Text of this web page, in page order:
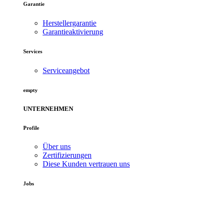
Garantie
Herstellergarantie
Garantieaktivierung
Services
Serviceangebot
empty
UNTERNEHMEN
Profile
Über uns
Zertifizierungen
Diese Kunden vertrauen uns
Jobs